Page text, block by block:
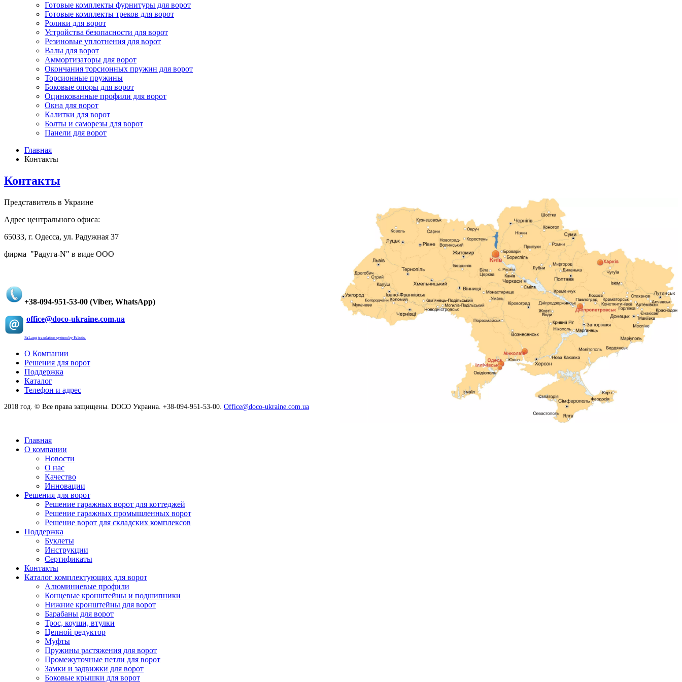
Готовые комплекты фурнитуры для ворот
Готовые комплекты треков для ворот
Ролики для ворот
Устройства безопасности для ворот
Резиновые уплотнения для ворот
Валы для ворот
Аммортизаторы для ворот
Окончания торсионных пружин для ворот
Торсионные пружины
Боковые опоры для ворот
Оцинкованные профили для ворот
Окна для ворот
Калитки для ворот
Болты и саморезы для ворот
Панели для ворот
Главная
Контакты
Контакты
Представитель в Украине
Адрес центрального офиса:
65033, г. Одесса, ул. Радужная 37
фирма "Радуга-N" в виде ООО
+38-094-951-53-00 (Viber, WhatsApp)
office@doco-ukraine.com.ua
FaLang translation system by Faboba
О Компании
Решения для ворот
Поддержка
Каталог
Телефон и адрес
2018 год. © Все права защищены. DOCO Украина. +38-094-951-53-00. Office@doco-ukraine.com.ua
Главная
О компании
Новости
О нас
Качество
Инновации
Решения для ворот
Решение гаражных ворот для коттеджей
Решение гаражных промышленных ворот
Решение ворот для складских комплексов
Поддержка
Буклеты
Инструкции
Сертификаты
Контакты
Каталог комплектующих для ворот
Алюминиевые профили
Концевые кронштейны и подшипники
Нижние кронштейны для ворот
Барабаны для ворот
Трос, коуши, втулки
Цепной редуктор
Муфты
Пружины растяжения для ворот
Промежуточные петли для ворот
Замки и задвижки для ворот
Боковые крышки для ворот